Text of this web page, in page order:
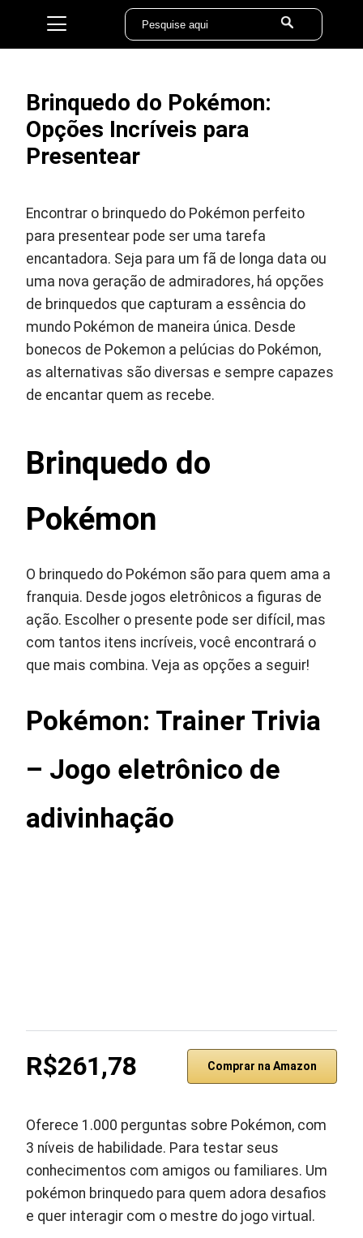
Brinquedo do Pokémon:
Opções Incríveis para
Presentear
Encontrar o brinquedo do Pokémon perfeito
para presentear pode ser uma tarefa
encantadora. Seja para um fã de longa data ou
uma nova geração de admiradores, há opções
de brinquedos que capturam a essência do
mundo Pokémon de maneira única. Desde
bonecos de Pokemon a pelúcias do Pokémon,
as alternativas são diversas e sempre capazes
de encantar quem as recebe.
Brinquedo do
Pokémon
O brinquedo do Pokémon são para quem ama a
franquia. Desde jogos eletrônicos a figuras de
ação. Escolher o presente pode ser difícil, mas
com tantos itens incríveis, você encontrará o
que mais combina. Veja as opções a seguir!
Pokémon: Trainer Trivia
– Jogo eletrônico de
adivinhação
R$261,78 Comprar na Amazon
Oferece 1.000 perguntas sobre Pokémon, com
3 níveis de habilidade. Para testar seus
conhecimentos com amigos ou familiares. Um
pokémon brinquedo para quem adora desafios
e quer interagir com o mestre do jogo virtual.